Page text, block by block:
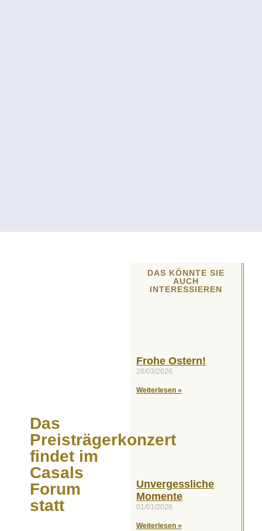
DAS KÖNNTE SIE
AUCH
INTERESSIEREN
Frohe Ostern!
28/03/2026
Weiterlesen »
Unvergessliche
Momente
01/01/2026
Weiterlesen »
Das
Preisträgerkonzert
findet im
Casals
Forum
statt